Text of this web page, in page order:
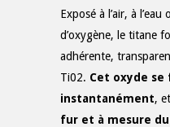
Exposé à l’air, à
d’oxygène, le titane
adhérente,
Ti02. Cet oxyde se
instantanément, et
fur et à mesure